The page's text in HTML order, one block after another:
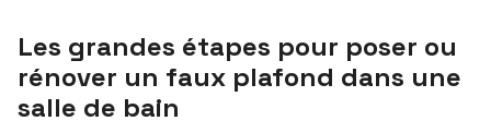
Les grandes étapes pour poser ou
rénover un faux plafond dans une
salle de bain